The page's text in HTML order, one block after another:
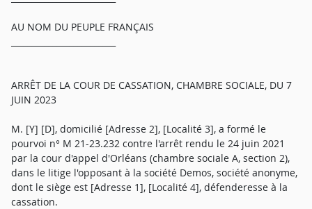
AU NOM DU PEUPLE FRANÇAIS
ARRÊT DE LA COUR DE CASSATION, CHAMBRE SOCIALE, DU 7
JUIN 2023
M. [Y] [D], domicilié [Adresse 2], [Localité 3], a formé le
pourvoi n° M 21-23.232 contre l'arrêt rendu le 24 juin 2021
par la cour d'appel d'Orléans (chambre sociale A, section 2),
dans le litige l'opposant à la société Demos, société anonyme,
dont le siège est [Adresse 1], [Localité 4], défenderesse à la
cassation.